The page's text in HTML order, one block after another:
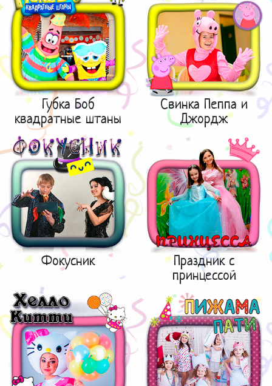
Губка Боб
квадратные штаны
Свинка Пеппа и
Джордж
Фокусник
Праздник с
принцессой